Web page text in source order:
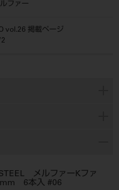
ファー
vol.26 掲載ページ
メルファーKファ
6本入 #06